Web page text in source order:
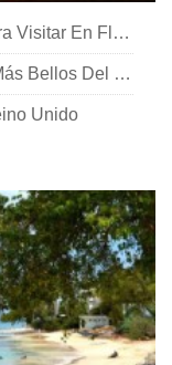
15 De Los Lugares Más Bellos Para Visitar En Florida
Top 22 De Los Resorts De Playa Más Bellos Del Reino Unido
Unido